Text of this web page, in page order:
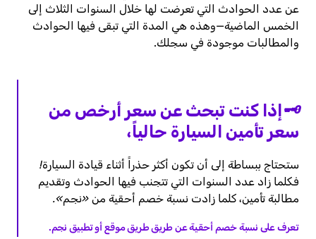
عن عدد الحوادث التي تعرضت لها خلال السنوات الثلاث إلى
الخمس الماضية—وهذه هي المدة التي تبقى فيها الحوادث
والمطالبات موجودة في سجلك.
🗝️إذا كنت تبحث عن سعر أرخص من
سعر تأمين السيارة حالياً،
ستحتاج ببساطة إلى أن تكون أكثر حذراً أثناء قيادة السيارة!
فكلما زاد عدد السنوات التي تتجنب فيها الحوادث وتقديم
مطالبة تأمين، كلما زادت نسبة خصم أحقية من «نجم».
تعرف على نسبة خصم أحقية عن طريق طريق موقع أو تطبيق نجم.